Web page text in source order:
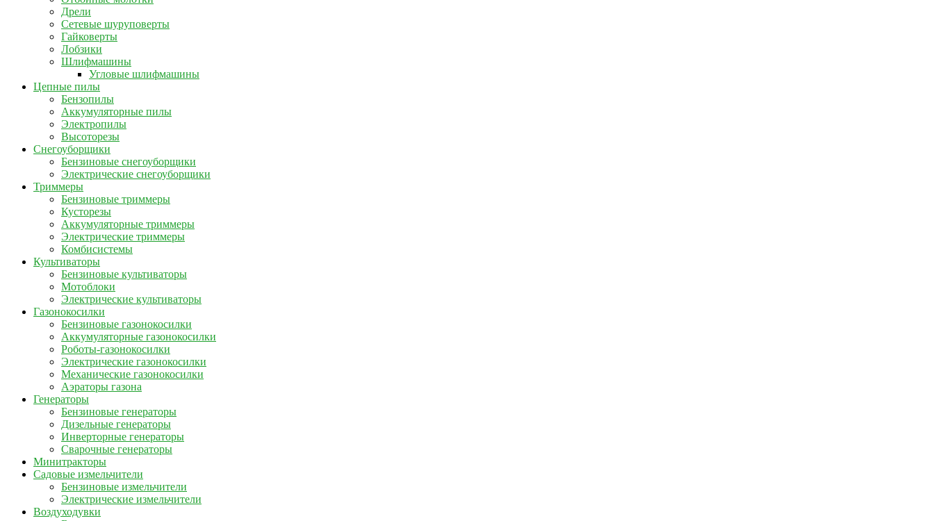
Дрели
Сетевые шуруповерты
Гайковерты
Лобзики
Шлифмашины
Угловые шлифмашины
Цепные пилы
Бензопилы
Аккумуляторные пилы
Электропилы
Высоторезы
Снегоуборщики
Бензиновые снегоуборщики
Электрические снегоуборщики
Триммеры
Бензиновые триммеры
Кусторезы
Аккумуляторные триммеры
Электрические триммеры
Комбисистемы
Культиваторы
Бензиновые культиваторы
Мотоблоки
Электрические культиваторы
Газонокосилки
Бензиновые газонокосилки
Аккумуляторные газонокосилки
Роботы-газонокосилки
Электрические газонокосилки
Механические газонокосилки
Аэраторы газона
Генераторы
Бензиновые генераторы
Дизельные генераторы
Инверторные генераторы
Сварочные генераторы
Минитракторы
Садовые измельчители
Бензиновые измельчители
Электрические измельчители
Воздуходувки